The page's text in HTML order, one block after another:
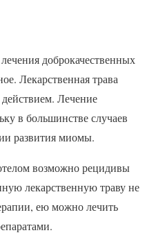
доброкачественных
Лекарственная трава
Лечение
в большинстве случаев
развития миомы.
возможно рецидивы
лекарственную траву не
ею можно лечить